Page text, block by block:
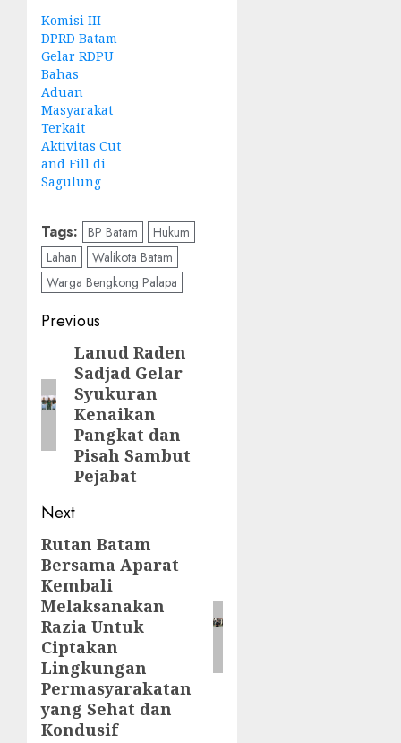
Komisi III
DPRD Batam
Gelar RDPU
Bahas
Aduan
Masyarakat
Terkait
Aktivitas Cut
and Fill di
Sagulung
Tags: BP Batam
Hukum
Lahan
Walikota Batam
Warga Bengkong Palapa
Post
navigation
Previous
Previous
post:
Lanud Raden
Sadjad Gelar
Syukuran
Kenaikan
Pangkat dan
Pisah Sambut
Pejabat
Next
Next
post:
Rutan Batam
Bersama Aparat
Kembali
Melaksanakan
Razia Untuk
Ciptakan
Lingkungan
Permasyarakatan
yang Sehat dan
Kondusif